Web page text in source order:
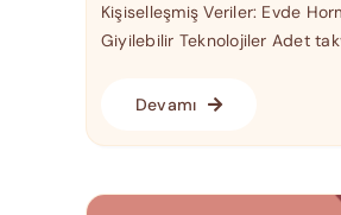
Kişiselleşmiş Veriler: Evde
Giyilebilir Teknolojiler Adet
Devamı